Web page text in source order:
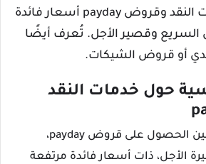
القادم. تفرض خدمات النقد وقروض payday أسعار فائدة
السريع وقصير الأجل. تُعرف أيضًا
أو قروض الشيكات.
حول خدمات النقد
يمكن للمستهلكين الحصول على قروض payday،
الأجل، ذات أسعار فائدة مرتفعة